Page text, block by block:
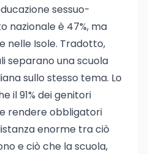
sessuo-
nazionale è 47%, ma
nelle Isole. Tradotto,
separano una scuola
sullo stesso tema. Lo
il 91% dei genitori
rendere obbligatori
enorme tra ciò
e ciò che la scuola,